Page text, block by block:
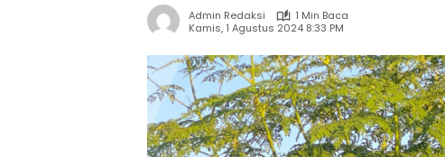
Admin Redaksi
1 Min Baca
Kamis, 1 Agustus 2024 8:33 PM